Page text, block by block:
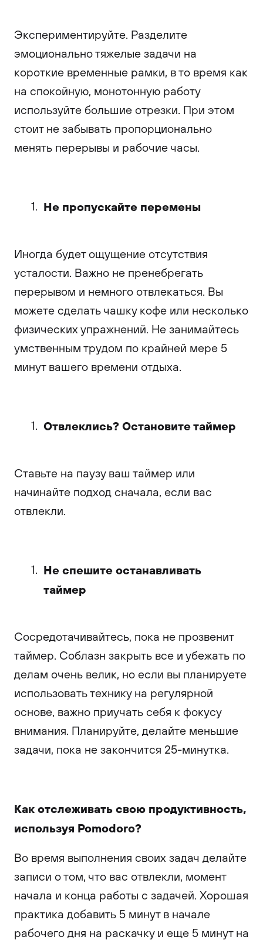
Экспериментируйте. Разделите
эмоционально тяжелые задачи на
короткие временные рамки, в то время как
на спокойную, монотонную работу
используйте большие отрезки. При этом
стоит не забывать пропорционально
менять перерывы и рабочие часы.
Не пропускайте перемены
Иногда будет ощущение отсутствия
усталости. Важно не пренебрегать
перерывом и немного отвлекаться. Вы
можете сделать чашку кофе или несколько
физических упражнений. Не занимайтесь
умственным трудом по крайней мере 5
минут вашего времени отдыха.
Отвлеклись? Остановите таймер
Ставьте на паузу ваш таймер или
начинайте подход сначала, если вас
отвлекли.
Не спешите останавливать
таймер
Сосредотачивайтесь, пока не прозвенит
таймер. Соблазн закрыть все и убежать по
делам очень велик, но если вы планируете
использовать технику на регулярной
основе, важно приучать себя к фокусу
внимания. Планируйте, делайте меньшие
задачи, пока не закончится 25-минутка.
Как отслеживать свою продуктивность,
используя Pomodoro?
Во время выполнения своих задач делайте
записи о том, что вас отвлекли, момент
начала и конца работы с задачей. Хорошая
практика добавить 5 минут в начале
рабочего дня на раскачку и еще 5 минут на